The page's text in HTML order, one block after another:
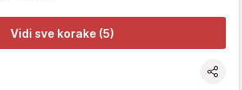
Vidi sve korake (5)